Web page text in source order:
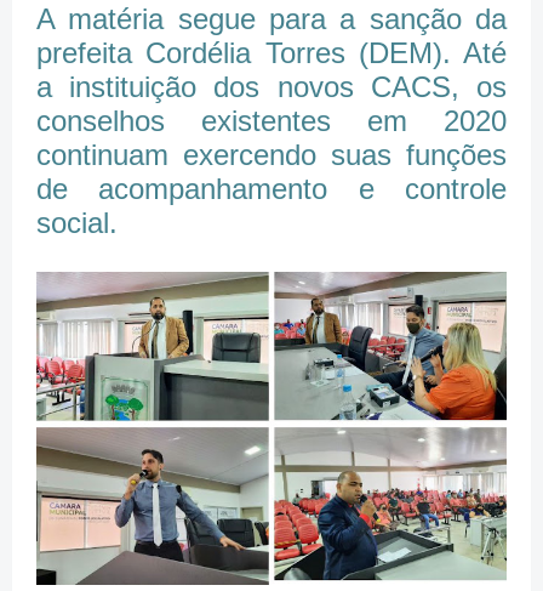
A matéria segue para a sanção da
prefeita Cordélia Torres (DEM). Até
a instituição dos novos CACS, os
conselhos existentes em 2020
continuam exercendo suas funções
de acompanhamento e controle
social.